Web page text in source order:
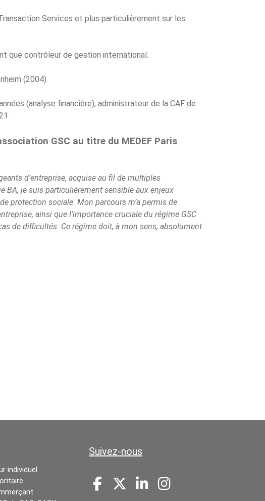
Services et plus particulièrement sur les
que contrôleur de gestion international.
(2004).
(analyse financière), administrateur de la CAF de
GSC au titre du MEDEF Paris
d’entreprise, acquise au fil de multiples
BA, je suis particulièrement sensible aux enjeux
protection sociale. Mon parcours m’a permis de
ainsi que l’importance cruciale du régime GSC
de difficultés. Ce régime doit, à mon sens, absolument
individuel
Suivez-nous